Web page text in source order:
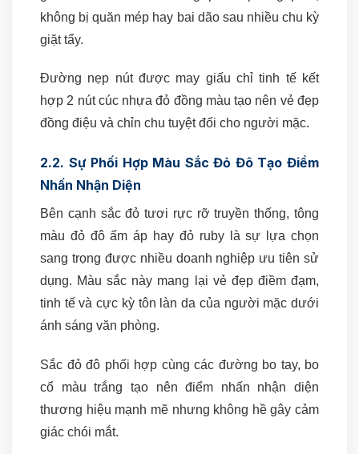
không bị quăn mép hay bai dão sau nhiều chu kỳ
giặt tẩy.
Đường nẹp nút được may giấu chỉ tinh tế kết
hợp 2 nút cúc nhựa đỏ đồng màu tạo nên vẻ đẹp
đồng điệu và chỉn chu tuyệt đối cho người mặc.
2.2. Sự Phối Hợp Màu Sắc Đỏ Đô Tạo Điểm
Nhấn Nhận Diện
Bên cạnh sắc đỏ tươi rực rỡ truyền thống, tông
màu đỏ đô ấm áp hay đỏ ruby là sự lựa chọn
sang trọng được nhiều doanh nghiệp ưu tiên sử
dụng. Màu sắc này mang lại vẻ đẹp điềm đạm,
tinh tế và cực kỳ tôn làn da của người mặc dưới
ánh sáng văn phòng.
Sắc đỏ đô phối hợp cùng các đường bo tay, bo
cổ màu trắng tạo nên điểm nhấn nhận diện
thương hiệu mạnh mẽ nhưng không hề gây cảm
giác chói mắt.